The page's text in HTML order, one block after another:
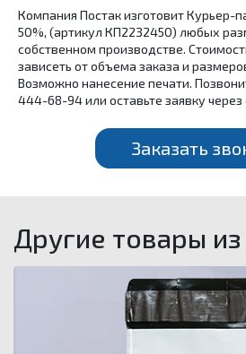
Компания Постак изготовит Курьер-
50%, (артикул КП2232450) любых
собственном производстве.
зависеть от объема заказа и
Возможно нанесение печати.
444-68-94 или оставьте заявку
Заказать
Другие товары